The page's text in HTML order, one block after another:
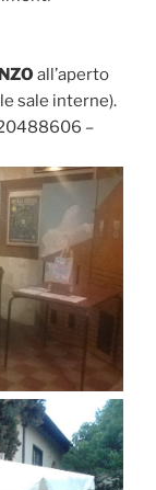
all’aperto
sale interne).
–